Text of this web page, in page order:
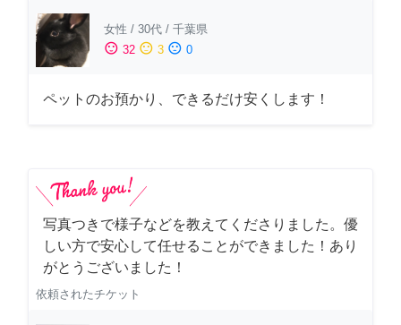
女性 / 30代 / 千葉県
sentiment_satisfied 32 sentiment_neutral 3 sentiment_dissatisfied 0
ペットのお預かり、できるだけ安くします！
写真つきで様子などを教えてくださりました。優
しい方で安心して任せることができました！あり
がとうございました！
依頼されたチケット